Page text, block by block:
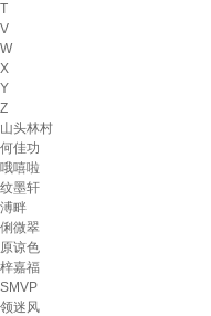
T
V
W
X
Y
Z
山头林村
何佳功
哦嘻啦
纹墨轩
溥畔
俐微翠
原谅色
梓嘉福
SMVP
领迷风